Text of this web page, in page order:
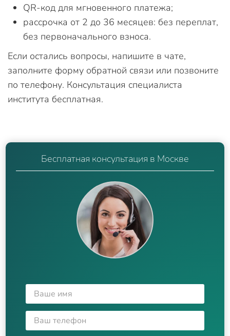
QR-код для мгновенного платежа;
рассрочка от 2 до 36 месяцев: без переплат,
без первоначального взноса.
Если остались вопросы, напишите в чате,
заполните форму обратной связи или позвоните
по телефону. Консультация специалиста
института бесплатная.
Бесплатная консультация в Москве